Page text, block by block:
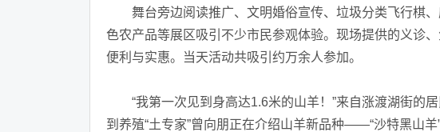
舞台旁边阅读推广、文明婚俗宣传、垃圾分类飞行棋、
色农产品等展区吸引不少市民参观体验。现场提供的义诊
便利与实惠。当天活动共吸引约万余人参加。
“我第一次见到身高达1.6米的山羊！”来自涨渡湖街的
到养殖“土专家”曾向朋正在介绍山羊新品种——“沙特黑山羊